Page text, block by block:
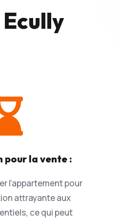
pour la vente :
l’appartement pour
attrayante aux
ce qui peut